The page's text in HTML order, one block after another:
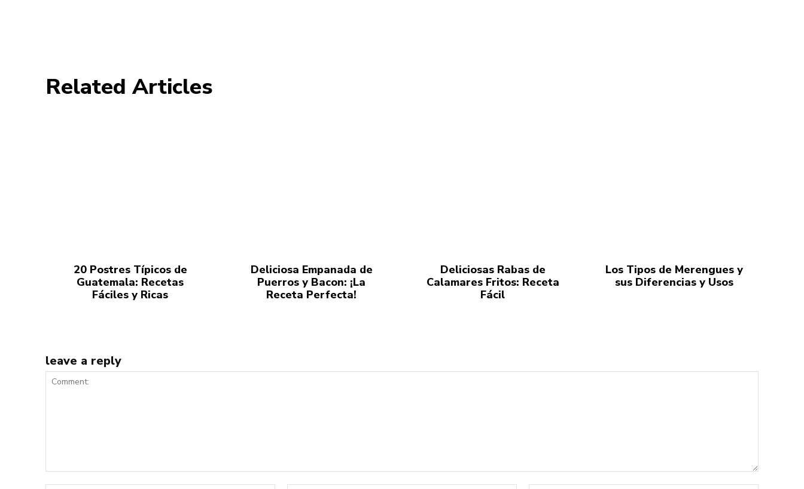
Related Articles
20 Postres Típicos de
Guatemala: Recetas
Fáciles y Ricas
Deliciosa Empanada de
Puerros y Bacon: ¡La
Receta Perfecta!
Deliciosas Rabas de
Calamares Fritos: Receta
Fácil
Los Tipos de Merengues y
sus Diferencias y Usos
leave a reply